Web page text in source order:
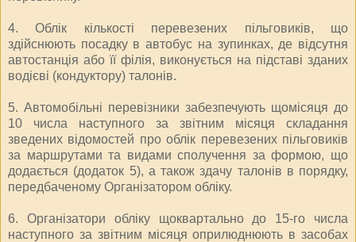
4. Облік кількості перевезених пільговиків, що
здійснюють посадку в автобус на зупинках, де відсутня
автостанція або її філія, виконується на підставі зданих
водієві (кондуктору) талонів.
5. Автомобільні перевізники забезпечують щомісяця до
10 числа наступного за звітним місяця складання
зведених відомостей про облік перевезених пільговиків
за маршрутами та видами сполучення за формою, що
додається (додаток 5), а також здачу талонів в порядку,
передбаченому Організатором обліку.
6. Організатори обліку щоквартально до 15-го числа
наступного за звітним місяця оприлюднюють в засобах